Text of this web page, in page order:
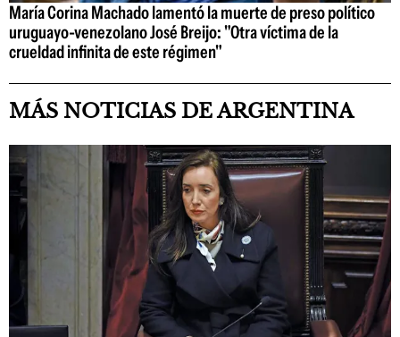
María Corina Machado lamentó la muerte de preso político
uruguayo-venezolano José Breijo: "Otra víctima de la
crueldad infinita de este régimen"
MÁS NOTICIAS DE ARGENTINA